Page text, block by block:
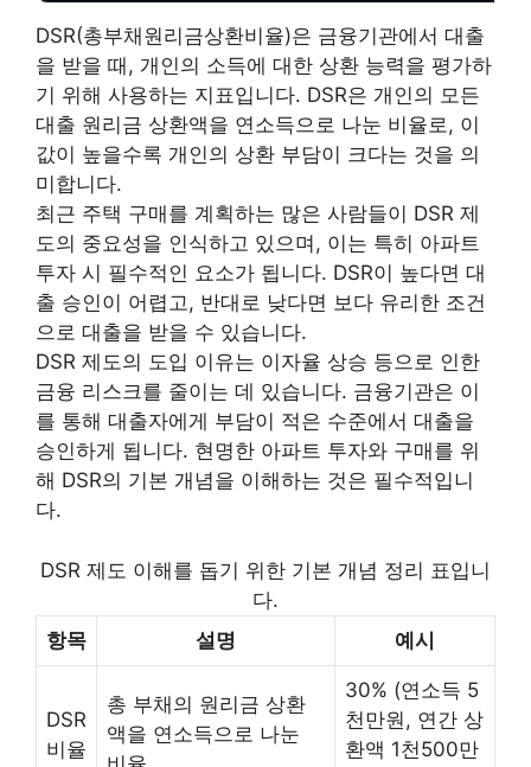
DSR(총부채원리금상환비율)은 금융기관에서 대출
을 받을 때, 개인의 소득에 대한 상환 능력을 평가하
기 위해 사용하는 지표입니다. DSR은 개인의 모든
대출 원리금 상환액을 연소득으로 나눈 비율로, 이
값이 높을수록 개인의 상환 부담이 크다는 것을 의
미합니다.
최근 주택 구매를 계획하는 많은 사람들이 DSR 제
도의 중요성을 인식하고 있으며, 이는 특히 아파트
투자 시 필수적인 요소가 됩니다. DSR이 높다면 대
출 승인이 어렵고, 반대로 낮다면 보다 유리한 조건
으로 대출을 받을 수 있습니다.
DSR 제도의 도입 이유는 이자율 상승 등으로 인한
금융 리스크를 줄이는 데 있습니다. 금융기관은 이
를 통해 대출자에게 부담이 적은 수준에서 대출을
승인하게 됩니다. 현명한 아파트 투자와 구매를 위
해 DSR의 기본 개념을 이해하는 것은 필수적입니
다.
DSR 제도 이해를 돕기 위한 기본 개념 정리 표입니
다.
항목
설명 예시
DSR
비율
총 부채의 원리금 상환
액을 연소득으로 나눈
30% (연소득 5
천만원, 연간 상
환액 1천500만